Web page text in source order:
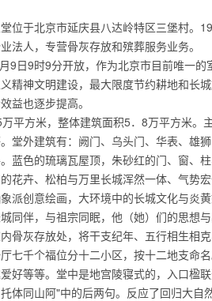
位于北京市延庆县八达岭特区三堡村。
法人，专营骨灰存放和殡葬服务业务。
9日9时9分开放，作为北京市目前唯一
精神文明建设，最大限度节约耕地和长
益也逐步提高。
平方米，整体建筑面积5．8万平方米。
堂外建筑有：阙门、乌头门、华表、雄
蓝色的琉璃瓦屋顶，朱砂红的门、窗、
花卉、松柏与万里长城浑然一体、气势
派创意绘画，大环境中的长城文化与炎
同伴，与祖宗同眠，他（她）们的思想
骨灰存放处，将干支纪年、五行相生相
七千个福位分十二小区，按十二地支命
好等等。堂中是地宫陵寝式的，入口楹
体同山阿"中的后两句。反应了回归大自